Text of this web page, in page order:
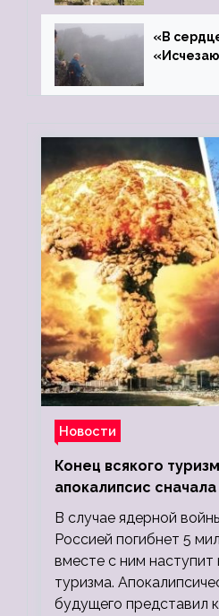
«В
Новости
Конец всякого
апокалипсис
миллионов, а потом 5
людей
В случае ядерной
Россией погибнет 5
вместе с ним наступит
туризма.
будущего представил